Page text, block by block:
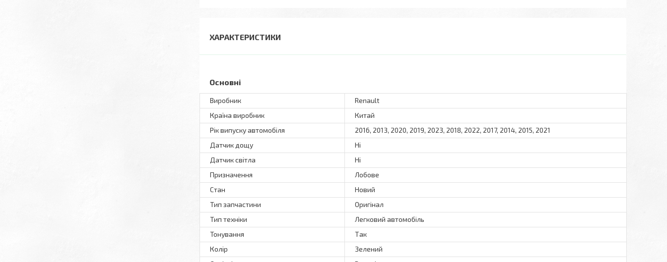
ХАРАКТЕРИСТИКИ
Основні
Виробник
Renault
Країна виробник
Китай
Рік випуску автомобіля
2016, 2013, 2020, 2019, 2023, 2018, 2022, 2017, 2014, 2015, 2021
Датчик дощу
Ні
Датчик світла
Ні
Призначення
Лобове
Стан
Новий
Тип запчастини
Оригінал
Тип техніки
Легковий автомобіль
Тонування
Так
Колір
Зелений